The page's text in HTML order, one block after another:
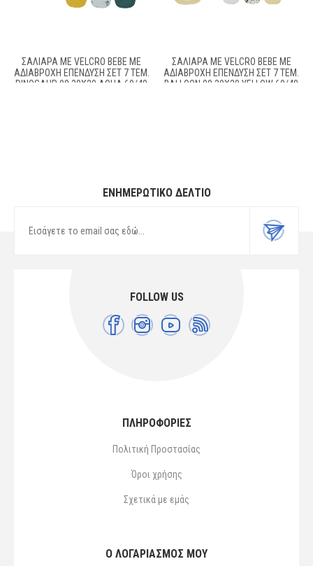
ΣΑΛΙΆΡΑ ΜΕ VELCRO BEBE ΜΕ
ΑΔΙΆΒΡΟΧΗ ΕΠΈΝΔΥΣΗ ΣΕΤ 7 ΤΕΜ.
DINOSAUR 08 30X20 AQUA 60/40
ΣΑΛΙΆΡΑ ΜΕ VELCRO BEBE ΜΕ
ΑΔΙΆΒΡΟΧΗ ΕΠΈΝΔΥΣΗ ΣΕΤ 7 ΤΕΜ.
BALLOON 09 30X20 YELLOW 60/40
ΕΝΗΜΕΡΩΤΙΚΌ ΔΕΛΤΊΟ
FOLLOW US
ΠΛΗΡΟΦΟΡΙΕΣ
Πολιτική Προστασίας
Όροι χρήσης
Σχετικά με εμάς
Ο ΛΟΓΑΡΙΑΣΜΌΣ ΜΟΥ